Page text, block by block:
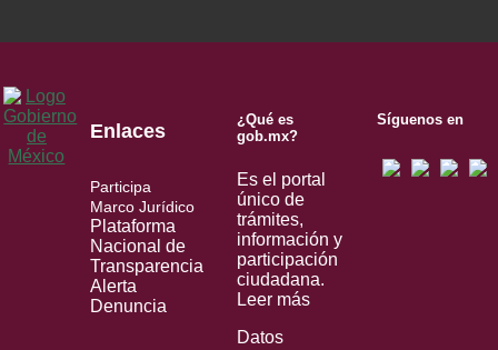
Enlaces
Participa
Marco Jurídico
Plataforma
Nacional de
Transparencia
Alerta
Denuncia
¿Qué es
gob.mx?
Es el portal
único de
trámites,
información y
participación
ciudadana.
Leer más
Datos
Síguenos en